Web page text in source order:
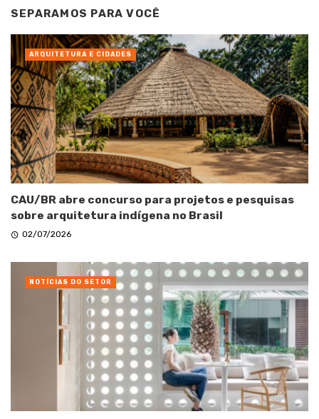
SEPARAMOS PARA VOCÊ
CAU/BR abre concurso para projetos e pesquisas
sobre arquitetura indígena no Brasil
02/07/2026
ARQUITETURA E CIDADES
NOTÍCIAS DO SETOR